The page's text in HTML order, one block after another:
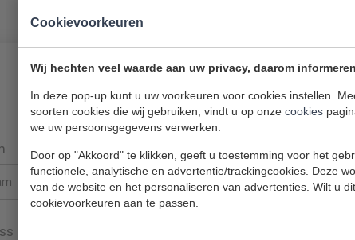
Cookievoorkeuren
Wij hechten veel waarde aan uw privacy, daarom
In deze pop-up kunt u uw voorkeuren voor cookies instellen.
soorten cookies die wij gebruiken, vindt u op onze cookies
we uw persoonsgegevens verwerken.
Door op "Akkoord" te klikken, geeft u toestemming voor het
functionele, analytische en advertentie/trackingcookies. Deze
van de website en het personaliseren van advertenties. Wilt u
cookievoorkeuren aan te passen.
Reparatie